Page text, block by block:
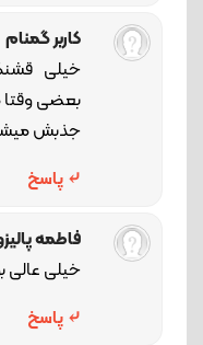
کاربر گمنام
خیلی
بعضی وقتا
جذبش
پاسخ
فاطمه
خیلی عالی
پاسخ